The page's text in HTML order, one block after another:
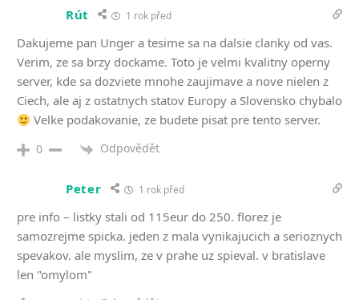
Rút 1 rok před
Dakujeme pan Unger a tesime sa na dalsie clanky od vas.
Verim, ze sa brzy dockame. Toto je velmi kvalitny operny
server, kde sa dozviete mnohe zaujimave a nove nielen z
Ciech, ale aj z ostatnych statov Europy a Slovensko chybalo
Velke podakovanie, ze budete pisat pre tento server.
0 Odpovědět
Peter 1 rok před
pre info – listky stali od 115eur do 250. florez je
samozrejme spicka. jeden z mala vynikajucich a serioznych
spevakov. ale myslim, ze v prahe uz spieval. v bratislave
len "omylom"